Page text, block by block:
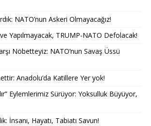
NATO’nun Askeri Olmayacağız!
Yapılmayacak, TRUMP-NATO Defolacak!
Nöbetteyiz: NATO’nun Savaş Üssü
Anadolu’da Katillere Yer yok!
Eylemlerimiz Sürüyor: Yoksulluk Büyüyor,
İnsanı, Hayatı, Tabiatı Savun!